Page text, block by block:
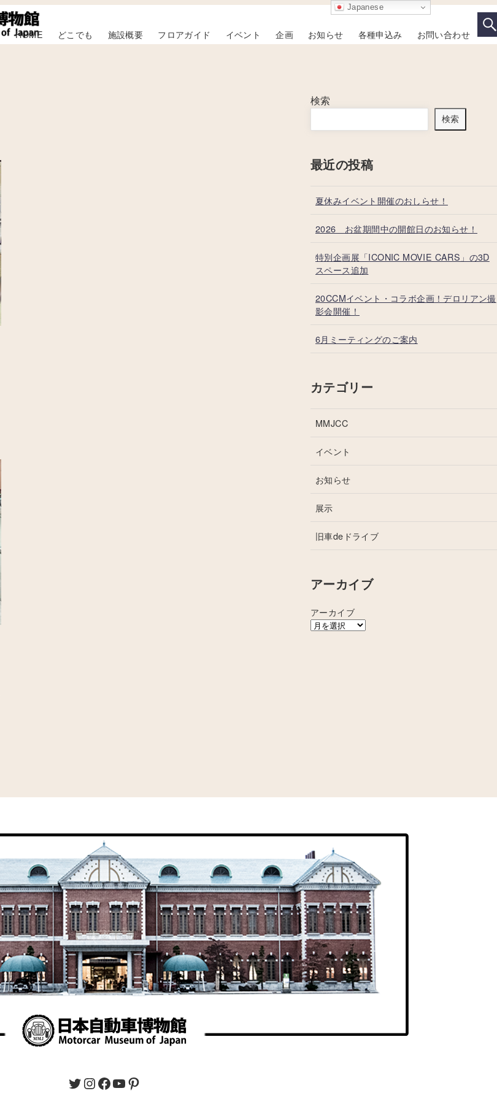
HOME どこでも 施設概要 フロアガイド イベント 企画 お知らせ 各種申込み お問い合わせ
検索
検索
最近の投稿
夏休みイベント開催のおしらせ！
2026 お盆期間中の開館日のお知らせ！
特別企画展「ICONIC MOVIE CARS」の3D
スペース追加
20CCMイベント・コラボ企画！デロリアン撮
影会開催！
6月ミーティングのご案内
カテゴリー
MMJCC
イベント
お知らせ
展示
旧車deドライブ
アーカイブ
アーカイブ
Japanese